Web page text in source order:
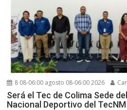
8 08-06:00 agosto 08-06:00 2026
Será el Tec de Colima Sede
Nacional Deportivo del